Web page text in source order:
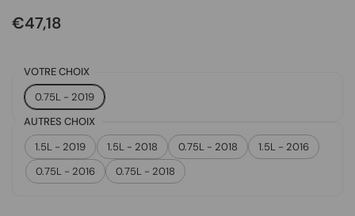
€47,18
VOTRE CHOIX
0.75L - 2019
AUTRES CHOIX
1.5L - 2019
1.5L - 2018 0.75L - 2018
1.5L - 2016
0.75L - 2016
0.75L - 2018